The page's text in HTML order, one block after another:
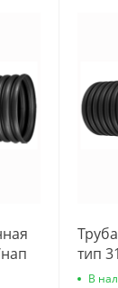
тип
В